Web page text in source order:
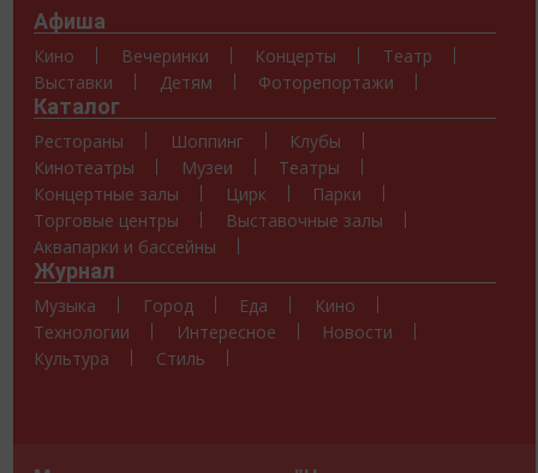
Афиша
Кино Вечеринки Концерты
Театр
Выставки
Детям Фоторепортажи
Каталог
Рестораны Шоппинг
Клубы
Кинотеатры
Музеи
Театры
Концертные залы
Цирк
Парки
Торговые центры
Выставочные залы
Аквапарки и бассейны
Журнал
Музыка Город Еда
Кино
Технологии
Интересное
Новости
Культура
Стиль